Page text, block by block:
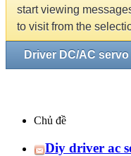
start viewing
to visit from the
Driver DC/AC
Chủ đề
Diy driver ac